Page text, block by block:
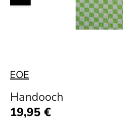
EOE
Handooch
Regulärer Preis:
19,95 €